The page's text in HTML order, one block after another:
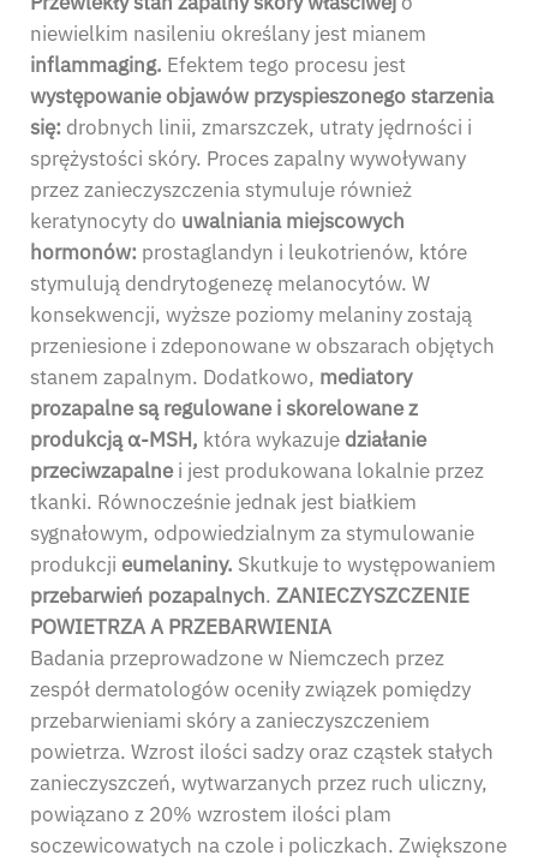
niewielkim nasileniu określany jest mianem
inflammaging. Efektem tego procesu jest
występowanie objawów przyspieszonego starzenia
się: drobnych linii, zmarszczek, utraty jędrności i
sprężystości skóry. Proces zapalny wywoływany
przez zanieczyszczenia stymuluje również
keratynocyty do uwalniania miejscowych
hormonów: prostaglandyn i leukotrienów, które
stymulują dendrytogenezę melanocytów. W
konsekwencji, wyższe poziomy melaniny zostają
przeniesione i zdeponowane w obszarach objętych
stanem zapalnym. Dodatkowo, mediatory
prozapalne są regulowane i skorelowane z
produkcjąα-MSH, która wykazuje działanie
przeciwzapalnei jest produkowana lokalnie przez
tkanki. Równocześnie jednak jest białkiem
sygnałowym, odpowiedzialnym za stymulowanie
produkcji eumelaniny. Skutkuje to występowaniem
przebarwień pozapalnych. ZANIECZYSZCZENIE
POWIETRZA A PRZEBARWIENIA
Badania przeprowadzone w Niemczech przez
zespół dermatologów oceniły związek pomiędzy
przebarwieniami skóry a zanieczyszczeniem
powietrza. Wzrost ilości sadzy oraz cząstek stałych
zanieczyszczeń, wytwarzanych przez ruch uliczny,
powiązano z 20% wzrostem ilości plam
soczewicowatych na czole i policzkach. Zwiększone